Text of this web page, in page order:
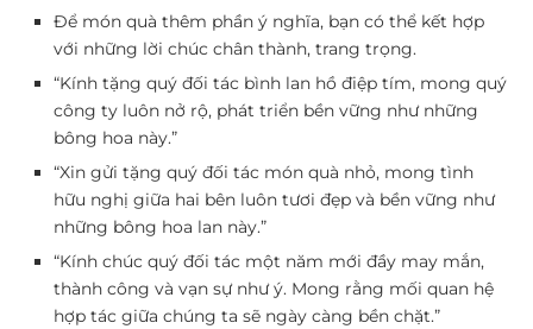
Để món quà thêm phần ý nghĩa, bạn có thể kết hợp
với những lời chúc chân thành, trang trọng.
“Kính tặng quý đối tác bình lan hồ điệp tím, mong quý
công ty luôn nở rộ, phát triển bền vững như những
bông hoa này.”
“Xin gửi tặng quý đối tác món quà nhỏ, mong tình
hữu nghị giữa hai bên luôn tươi đẹp và bền vững như
những bông hoa lan này.”
“Kính chúc quý đối tác một năm mới đầy may mắn,
thành công và vạn sự như ý. Mong rằng mối quan hệ
hợp tác giữa chúng ta sẽ ngày càng bền chặt.”